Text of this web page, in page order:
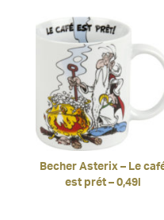
Becher Asterix – Le
est prét – 0,49l